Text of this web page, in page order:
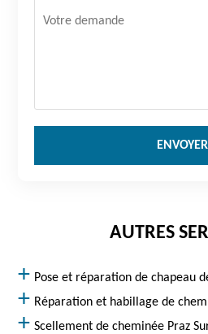
AUTRES
Pose et réparation de chapeau
Réparation et habillage de
Scellement de cheminée Praz